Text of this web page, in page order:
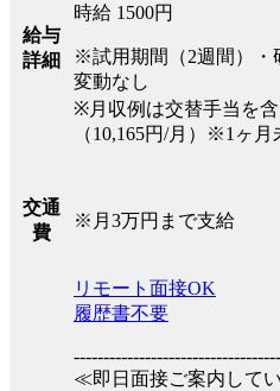
給与
詳細
時給 1500円
※試用期間（2週間）・
変動なし
※月収例は交替手当を含
（10,165円/月）※1ヶ月
交通
費
※月3万円まで支給
リモート面接OK
履歴書不要
≪即日面接ご案内して